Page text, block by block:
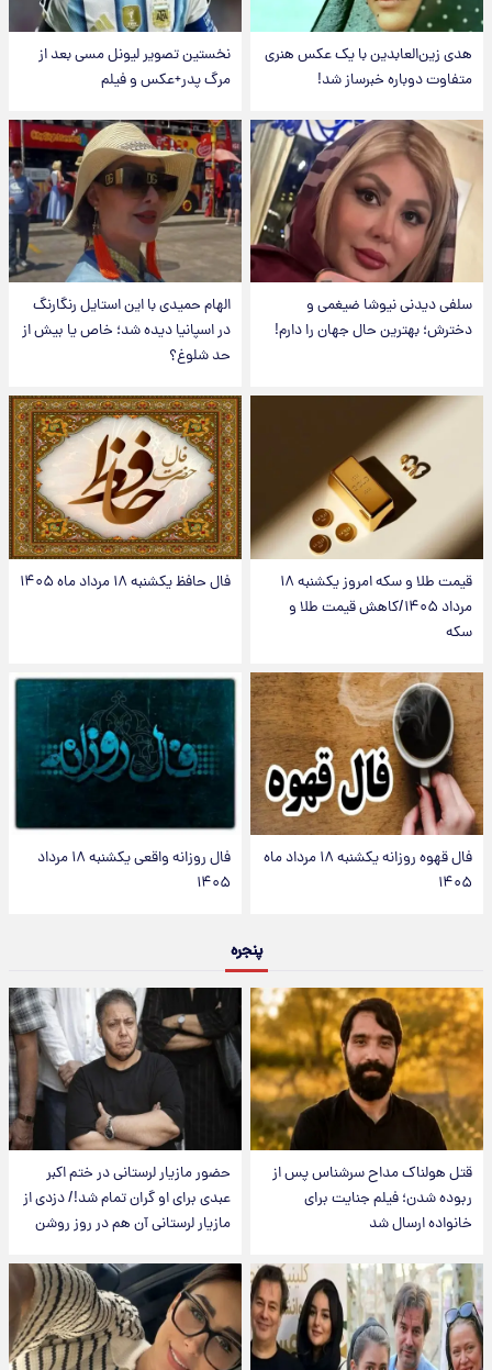
هدی زین‌العابدین با یک عکس هنری
متفاوت دوباره خبرساز شد!
نخستین تصویر لیونل مسی بعد از
مرگ پدر+عکس و فیلم
سلفی دیدنی نیوشا ضیغمی و
دخترش؛ بهترین حال جهان را دارم!
الهام حمیدی با این استایل رنگارنگ
در اسپانیا دیده شد؛ خاص یا بیش از
حد شلوغ؟
قیمت طلا و سکه امروز یکشنبه ۱۸
مرداد ۱۴۰۵/کاهش قیمت طلا و
سکه
فال حافظ یکشنبه ۱۸ مرداد ماه ۱۴۰۵
فال قهوه روزانه یکشنبه ۱۸ مرداد ماه
۱۴۰۵
فال روزانه واقعی یکشنبه ۱۸ مرداد
۱۴۰۵
پنجره
قتل هولناک مداح سرشناس پس از
ربوده شدن؛ فیلم جنایت برای
خانواده ارسال شد
حضور مازیار لرستانی در ختم اکبر
عبدی برای او گران تمام شد!/ دزدی از
مازیار لرستانی آن هم در روز روشن